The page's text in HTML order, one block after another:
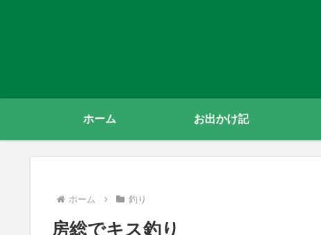
ホーム お出かけ記
ホーム 釣り
房総でキス釣り